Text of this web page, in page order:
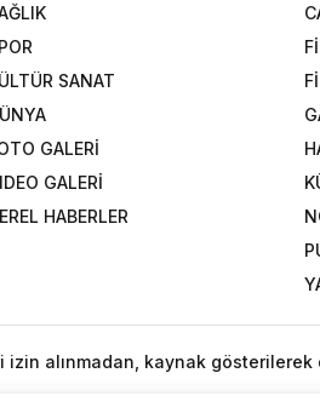
SANAT
GALERİ
GALERİ
HABERLER
alınmadan, kaynak